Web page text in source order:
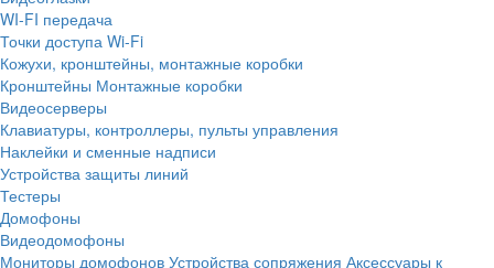
WI-FI передача
Точки доступа Wi-Fi
Кожухи, кронштейны, монтажные коробки
Кронштейны Монтажные коробки
Видеосерверы
Клавиатуры, контроллеры, пульты управления
Наклейки и сменные надписи
Устройства защиты линий
Тестеры
Домофоны
Видеодомофоны
Мониторы домофонов Устройства сопряжения Аксессуары к